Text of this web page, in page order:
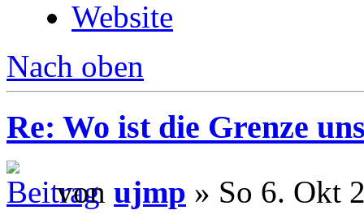
Website
Nach oben
Re: Wo ist die Grenze
von ujmp » So 6. Okt